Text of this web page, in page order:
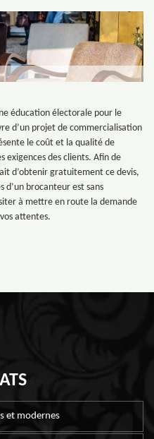
éducation électorale pour le
d’un projet de commercialisation
le coût et la qualité de
exigences des clients. Afin de
d’obtenir gratuitement ce devis,
d’un brocanteur est sans
à mettre en route la demande
attentes.
et modernes